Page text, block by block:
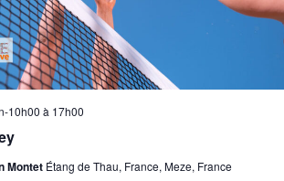
10h00 à 17h00
Montet Étang de Thau, France, Meze, France